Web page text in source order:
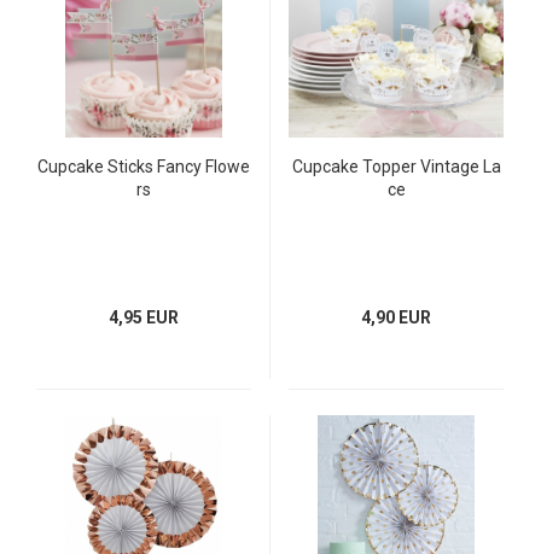
Cupcake Sticks Fancy Flowe
rs
4,95 EUR
Cupcake Topper Vintage La
ce
4,90 EUR